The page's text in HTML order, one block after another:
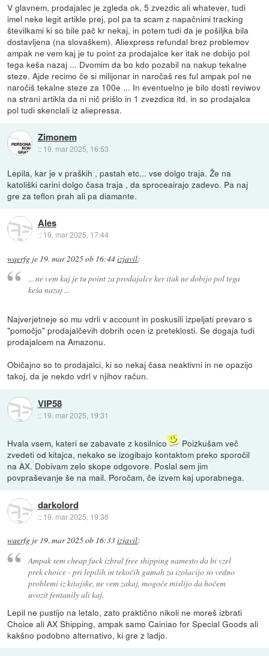
V glavnem, prodajalec je zgleda ok, 5 zvezdic ali whatever, tudi
imel neke legit artikle prej, pol pa ta scam z napačnimi tracking
številkami ki so bile pač kr nekaj, in potem tudi da je pošiljka bila
dostavljena (na slovaškem). Aliexpress refundal brez problemov
ampak ne vem kaj je tu point za prodajalce ker itak ne dobijo pol
tega keša nazaj ... Dvomim da bo kdo pozabil na nakup tekalne
steze. Ajde recimo če si milijonar in naročaš res ful ampak pol ne
naročiš tekalne steze za 100e ... In eventuelno je bilo dosti reviwov
na strani artikla da ni nič prišlo in 1 zvezdica itd. in so prodajalca
pol tudi skenclali iz aliepressa.
Zimonem
:: 19. mar 2025, 16:53
Lepila, kar je v praških , pastah etc... vse dolgo traja. Že na
katoliški carini dolgo časa traja , da sproceairajo zadevo. Pa naj
gre za teflon prah ali pa diamante.
Ales
:: 19. mar 2025, 17:44
wqerfg je 19. mar 2025 ob 16:44izjavil:
... ne vem kaj je tu point za prodajalce ker itak ne dobijo pol tega
keša nazaj ...
Najverjetneje so mu vdrli v account in poskusili izpeljati prevaro s
"pomočjo" prodajalčevih dobrih ocen iz preteklosti. Se dogaja tudi
prodajalcem na Amazonu.
Običajno so to prodajalci, ki so nekaj časa neaktivni in ne opazijo
takoj, da je nekdo vdrl v njihov račun.
VIP58
:: 19. mar 2025, 19:31
Hvala vsem, kateri se zabavate z kosilnico
Poizkušam več
zvedeti od kitajca, nekako se izogibajo kontaktom preko sporočil
na AX. Dobivam zelo skope odgovore. Poslal sem jim
povpraševanje še na mail. Poročam, če izvem kaj uporabnega.
darkolord
:: 19. mar 2025, 19:36
wqerfg je 19. mar 2025 ob 16:33izjavil:
Ampak sem cheap fuck izbral free shipping namesto da bi vzel
prek choice - pri lepilih in tekočih gumah za izolacijo so vedno
problemi iz kitajske, ne vem zakaj, mogoče mislijo da hočem
uvozit fentanily ali kaj.
Lepil ne pustijo na letalo, zato praktično nikoli ne moreš izbrati
Choice ali AX Shipping, ampak samo Cainiao for Special Goods ali
kakšno podobno alternativo, ki gre z ladjo.